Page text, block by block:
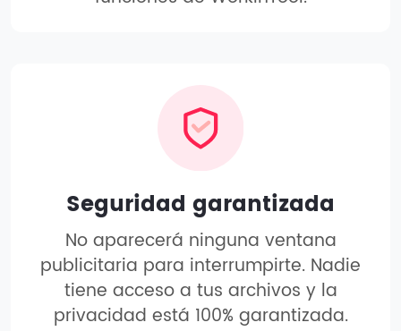
Seguridad garantizada
No aparecerá ninguna ventana
publicitaria para interrumpirte. Nadie
tiene acceso a tus archivos y la
privacidad está 100% garantizada.